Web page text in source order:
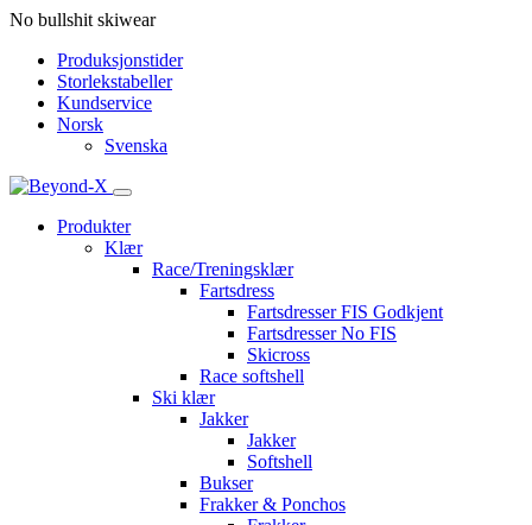
No bullshit skiwear
Produksjonstider
Storlekstabeller
Kundservice
Norsk
Svenska
Produkter
Klær
Race/Treningsklær
Fartsdress
Fartsdresser FIS Godkjent
Fartsdresser No FIS
Skicross
Race softshell
Ski klær
Jakker
Jakker
Softshell
Bukser
Frakker & Ponchos